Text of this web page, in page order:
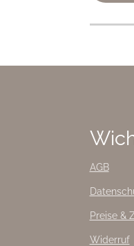
AGB
Preise &
Widerruf